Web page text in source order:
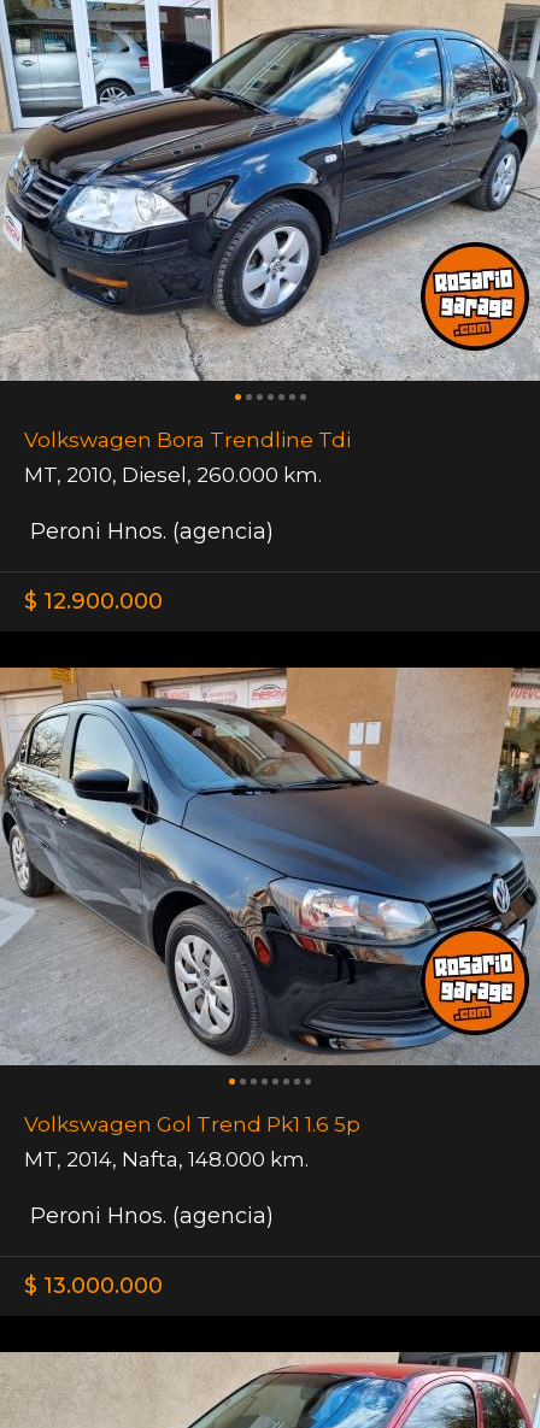
Volkswagen Bora Trendline Tdi
MT, 2010, Diesel , 260.000 km.
Peroni Hnos. (agencia)
$ 12.900.000
Volkswagen Gol Trend Pk1 1.6 5p
MT, 2014, Nafta, 148.000 km.
Peroni Hnos. (agencia)
$ 13.000.000